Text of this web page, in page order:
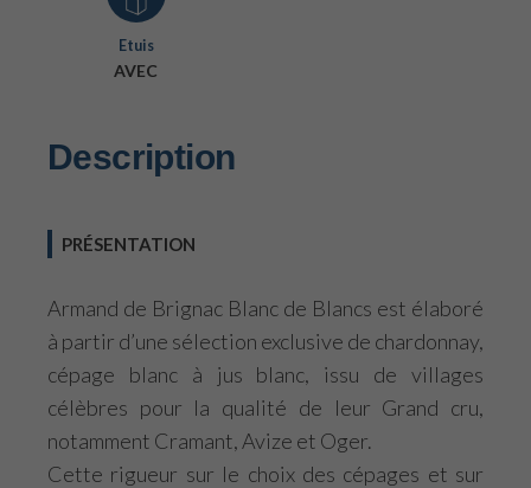
Etuis
AVEC
Description
PRÉSENTATION
Armand de Brignac Blanc de Blancs est élaboré
à partir d’une sélection exclusive de chardonnay,
cépage blanc à jus blanc, issu de villages
célèbres pour la qualité de leur Grand cru,
notamment Cramant, Avize et Oger.
Cette rigueur sur le choix des cépages et sur